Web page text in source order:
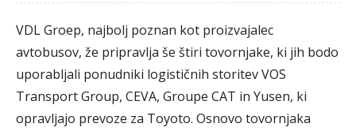
VDL Groep, najbolj poznan kot proizvajalec
avtobusov, že pripravlja še štiri tovornjake, ki jih bodo
uporabljali ponudniki logističnih storitev VOS
Transport Group, CEVA, Groupe CAT in Yusen, ki
opravljajo prevoze za Toyoto. Osnovo tovornjaka